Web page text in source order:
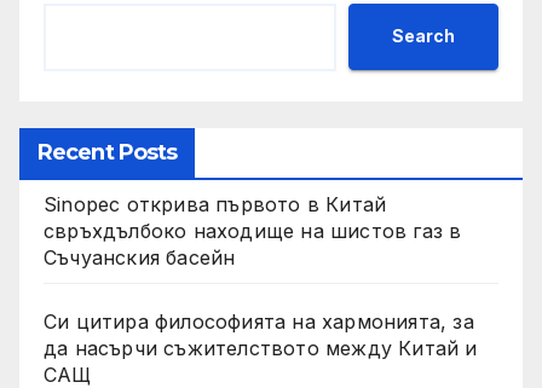
Search
Recent Posts
Sinopec открива първото в Китай
свръхдълбоко находище на шистов газ в
Съчуанския басейн
Си цитира философията на хармонията, за
да насърчи съжителството между Китай и
САЩ